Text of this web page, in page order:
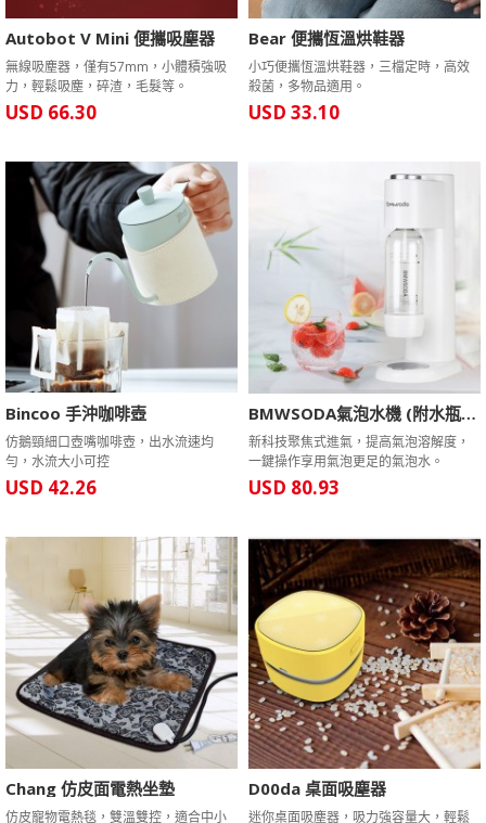
Autobot V Mini 便攜吸塵器
無線吸塵器，僅有57mm，小體積強吸
力，輕鬆吸塵，碎渣，毛髮等。
USD 66.30
Bear 便攜恆溫烘鞋器
小巧便攜恆溫烘鞋器，三檔定時，高效
殺菌，多物品適用。
USD 33.10
Bincoo 手沖咖啡壺
仿鵝頸細口壺嘴咖啡壺，出水流速均
勻，水流大小可控
USD 42.26
BMWSODA氣泡水機 (附水瓶*2+氣瓶*1)
新科技聚焦式進氣，提高氣泡溶解度，
一鍵操作享用氣泡更足的氣泡水。
USD 80.93
Chang 仿皮面電熱坐墊
仿皮寵物電熱毯，雙溫雙控，適合中小
D00da 桌面吸塵器
迷你桌面吸塵器，吸力強容量大，輕鬆